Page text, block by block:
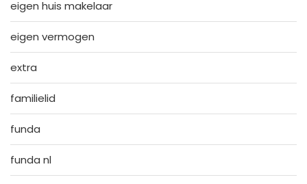
eigen huis makelaar
eigen vermogen
extra
familielid
funda
funda nl